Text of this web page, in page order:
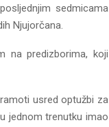
sedmicama
Njujorčana.
na predizborima, koji
usred optužbi za
jednom trenutku imao